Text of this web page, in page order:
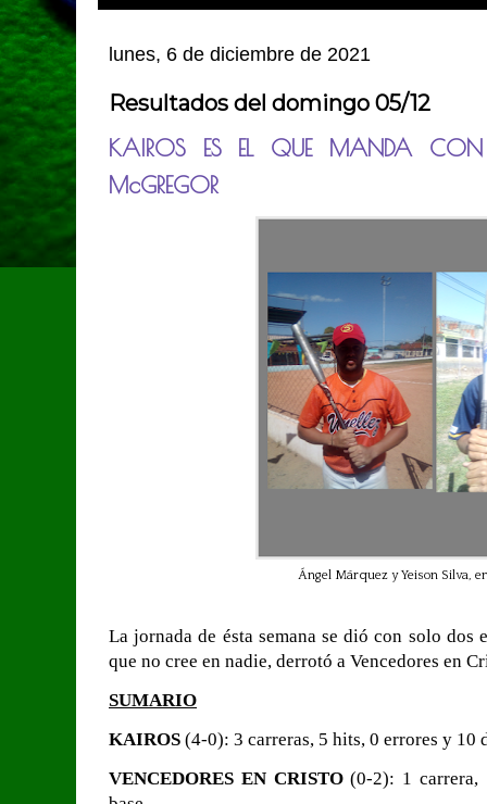
lunes, 6 de diciembre de 2021
Resultados del domingo 05/12
KAIROS ES EL QUE MANDA
McGREGOR
Ángel Márquez y Yeison Silva,
La jornada de ésta semana se dió con solo dos
que no cree en nadie, derrotó a Vencedores en
SUMARIO
KAIROS (4-0): 3 carreras, 5 hits, 0 errores y 10
VENCEDORES EN CRISTO(0-2): 1 carrera,